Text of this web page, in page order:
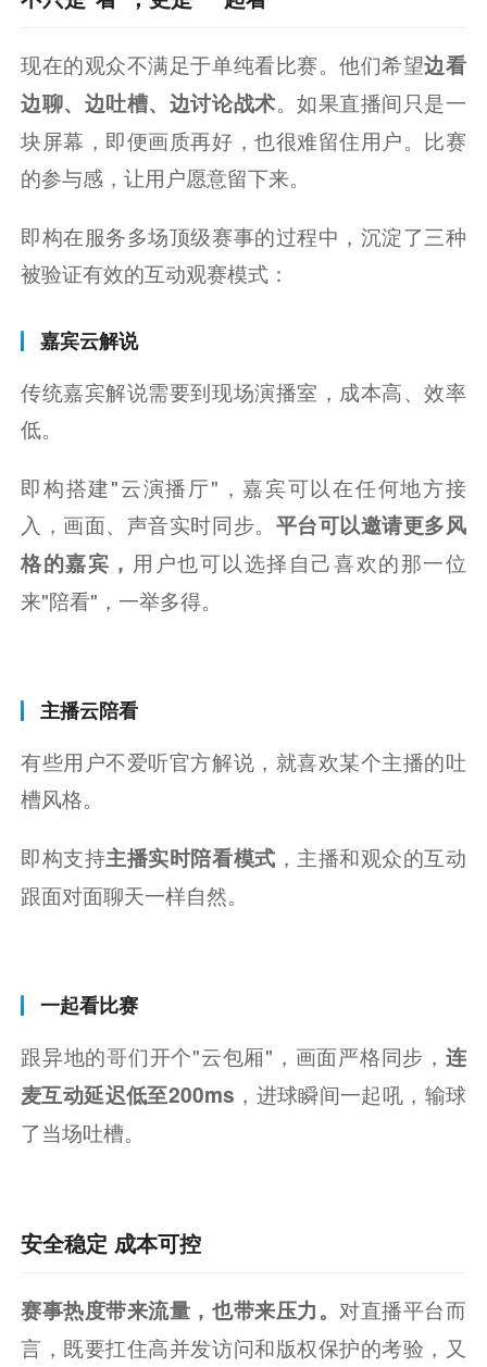
现在的观众不满足于单纯看比赛。他们希望边看
边聊、边吐槽、边讨论战术。如果直播间只是一
块屏幕，即便画质再好，也很难留住用户。比赛
的参与感，让用户愿意留下来。
即构在服务多场顶级赛事的过程中，沉淀了三种
被验证有效的互动观赛模式：
嘉宾云解说
传统嘉宾解说需要到现场演播室，成本高、效率
低。
即构搭建"云演播厅"，嘉宾可以在任何地方接
入，画面、声音实时同步。 平台可以邀请更多风
格的嘉宾， 用户也可以选择自己喜欢的那一位
来"陪看"，一举多得。
主播云陪看
有些用户不爱听官方解说，就喜欢某个主播的吐
槽风格。
即构支持主播实时陪看模式 ，主播和观众的互动
跟面对面聊天一样自然。
一起看比赛
跟异地的哥们开个"云包厢"，画面严格同步， 连
麦互动延迟低至200ms ，进球瞬间一起吼，输球
了当场吐槽。
安全稳定 成本可控
赛事热度带来流量，也带来压力。对直播平台而
言，既要扛住高并发访问和版权保护的考验，又